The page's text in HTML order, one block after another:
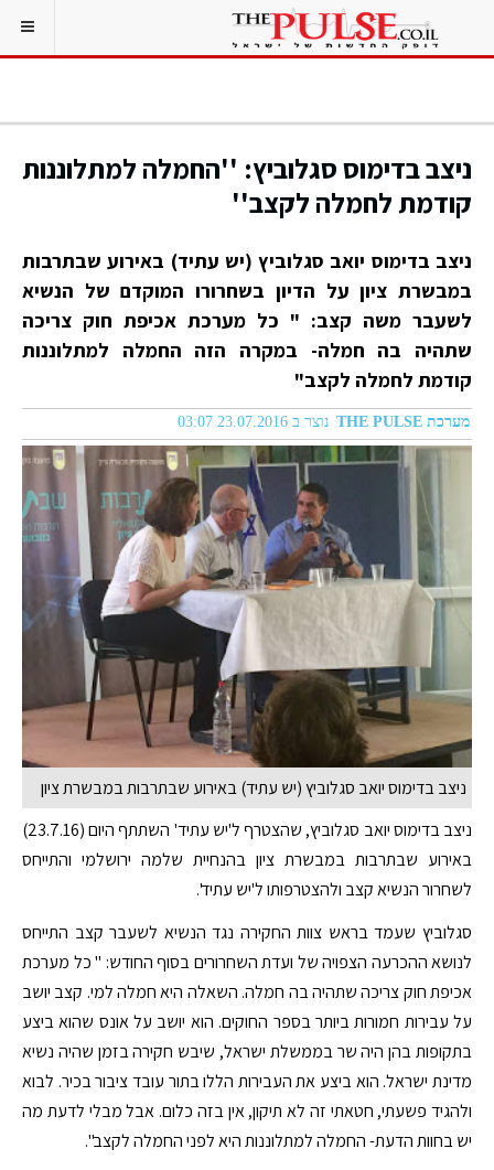
ניצב בדימוס סגלוביץ: ''החמלה למתלוננות
קודמת לחמלה לקצב''
ניצב בדימוס יואב סגלוביץ (יש עתיד) באירוע שבתרבות
במבשרת ציון על הדיון בשחרורו המוקדם של הנשיא
לשעבר משה קצב: " כל מערכת אכיפת חוק צריכה
שתהיה בה חמלה- במקרה הזה החמלה למתלוננות
קודמת לחמלה לקצב"
מערכת THE PULSE נוצר ב 23.07.2016 03:07
ניצב בדימוס יואב סגלוביץ (יש עתיד) באירוע שבתרבות במבשרת ציון
ניצב בדימוס יואב סגלוביץ, שהצטרף ל'יש עתיד' השתתף היום (23.7.16)
באירוע שבתרבות במבשרת ציון בהנחיית שלמה ירושלמי והתייחס
לשחרור הנשיא קצב ולהצטרפותו ל'יש עתיד'.
סגלוביץ שעמד בראש צוות החקירה נגד הנשיא לשעבר קצב התייחס
לנושא ההכרעה הצפויה של ועדת השחרורים בסוף החודש: " כל מערכת
אכיפת חוק צריכה שתהיה בה חמלה. השאלה היא חמלה למי. קצב יושב
על עבירות חמורות ביותר בספר החוקים. הוא יושב על אונס שהוא ביצע
בתקופות בהן היה שר בממשלת ישראל, שיבש חקירה בזמן שהיה נשיא
מדינת ישראל. הוא ביצע את העבירות הללו בתור עובד ציבור בכיר. לבוא
ולהגיד פשעתי, חטאתי זה לא תיקון, אין בזה כלום. אבל מבלי לדעת מה
יש בחוות הדעת- החמלה למתלוננות היא לפני החמלה לקצב".